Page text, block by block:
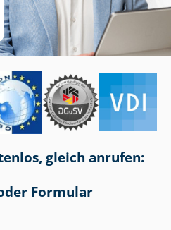
gleich anrufen:
Formular